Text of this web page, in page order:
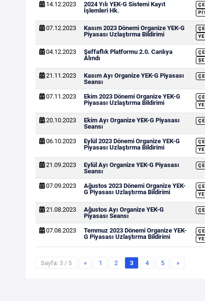
14.12.2023
2024 Yılı YEK-G Sistemi Kayıt
İşlemleri Hk.
07.12.2023
Kasım 2023 Dönemi Organize YEK-G
Piyasası Uzlaştırma Bildirimi
04.12.2023
Şeffaflık Platformu 2.0. Canlıya
Alındı
21.11.2023
Kasım Ayı Organize YEK-G Piyasası
Seansı
07.11.2023
Ekim 2023 Dönemi Organize YEK-G
Piyasası Uzlaştırma Bildirimi
20.10.2023
Ekim Ayı Organize YEK-G Piyasası
Seansı
06.10.2023
Eylül 2023 Dönemi Organize YEK-G
Piyasası Uzlaştırma Bildirimi
21.09.2023
Eylül Ayı Organize YEK-G Piyasası
Seansı
07.09.2023
Ağustos 2023 Dönemi Organize YEK-
G Piyasası Uzlaştırma Bildirimi
21.08.2023
Ağustos Ayı Organize YEK-G
Piyasası Seansı
07.08.2023
Temmuz 2023 Dönemi Organize YEK-
G Piyasası Uzlaştırma Bildirimi
Sayfa: 3 / 5 « 1 2 3 4 5 »